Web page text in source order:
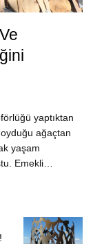
yaptıktan
ağaçtan
yaşam
Emekli…